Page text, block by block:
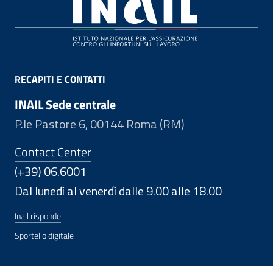
RECAPITI E CONTATTI
INAIL Sede centrale
P.le Pastore 6, 00144 Roma (RM)
Contact Center
(+39) 06.6001
Dal lunedì al venerdì dalle 9.00 alle 18.00
Inail risponde
Sportello digitale